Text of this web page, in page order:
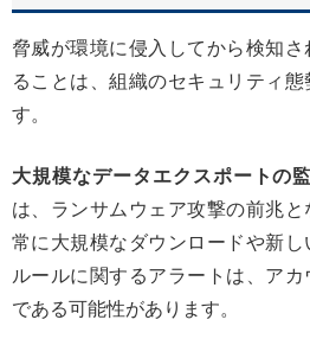
脅威が環境に侵入してから検知
ることは、組織のセキュリティ
す。
大規模なデータエクスポートの監
は、ランサムウェア攻撃の前兆
常に大規模なダウンロードや新
ルールに関するアラートは、ア
である可能性があります。